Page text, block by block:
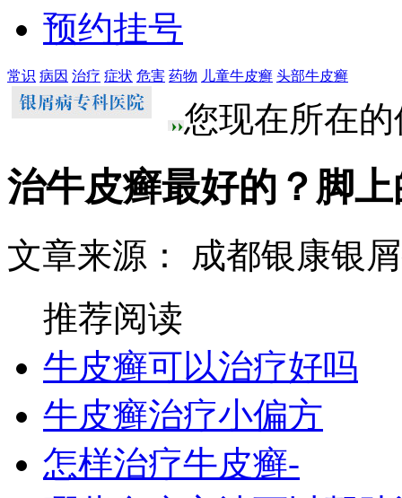
预约挂号
常识 病因 治疗 症状 危害 药物 儿童牛皮癣 头部牛皮癣
您现在所在
治牛皮癣最好的？脚
文章来源： 成都银康银
推荐阅读
牛皮癣可以治疗好吗
牛皮癣治疗小偏方
怎样治疗牛皮癣-